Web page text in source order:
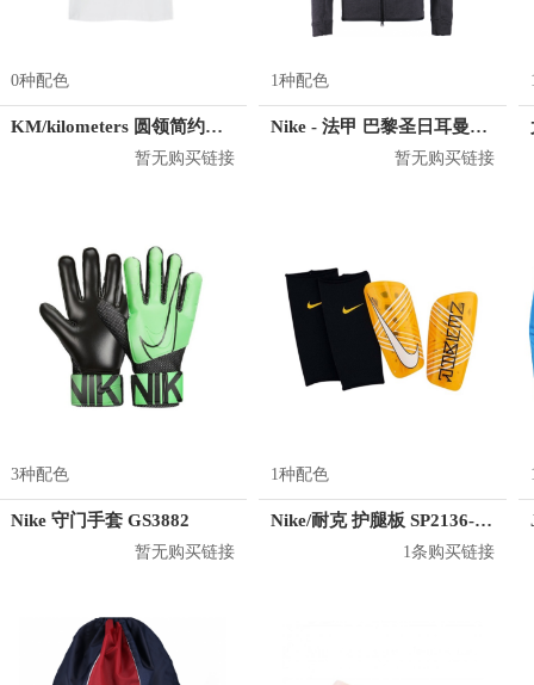
0种配色
KM/kilometers 圆领简约短袖T恤 M2X2108073
暂无购买链接
1种配色
Nike - 法甲 巴黎圣日耳曼训练服 AA1932
暂无购买链接
3种配色
Nike 守门手套 GS3882
暂无购买链接
1种配色
Nike/耐克 护腿板 SP2136-728
1条购买链接